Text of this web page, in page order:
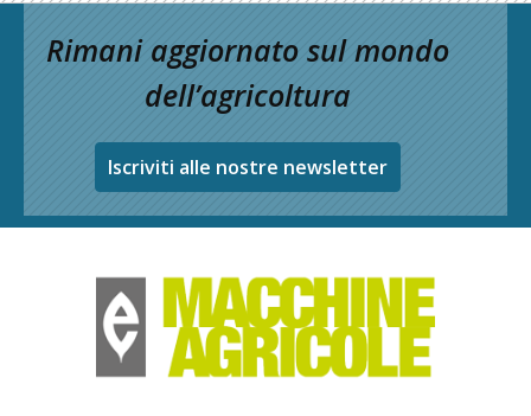
Rimani aggiornato sul mondo
dell’agricoltura
Iscriviti alle nostre newsletter